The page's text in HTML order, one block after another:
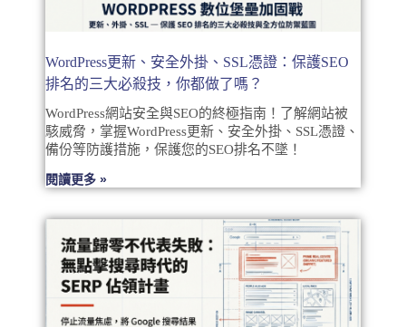
WordPress更新、安全外掛、SSL憑證：保護SEO
排名的三大必殺技，你都做了嗎？
WordPress網站安全與SEO的終極指南！了解網站被
駭威脅，掌握WordPress更新、安全外掛、SSL憑證、
備份等防護措施，保護您的SEO排名不墜！
閱讀更多 »